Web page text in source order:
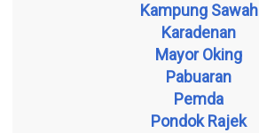
Kampung Sawah
Karadenan
Mayor Oking
Pabuaran
Pemda
Pondok Rajek